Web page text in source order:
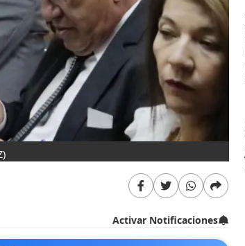
Activar Notificaciones